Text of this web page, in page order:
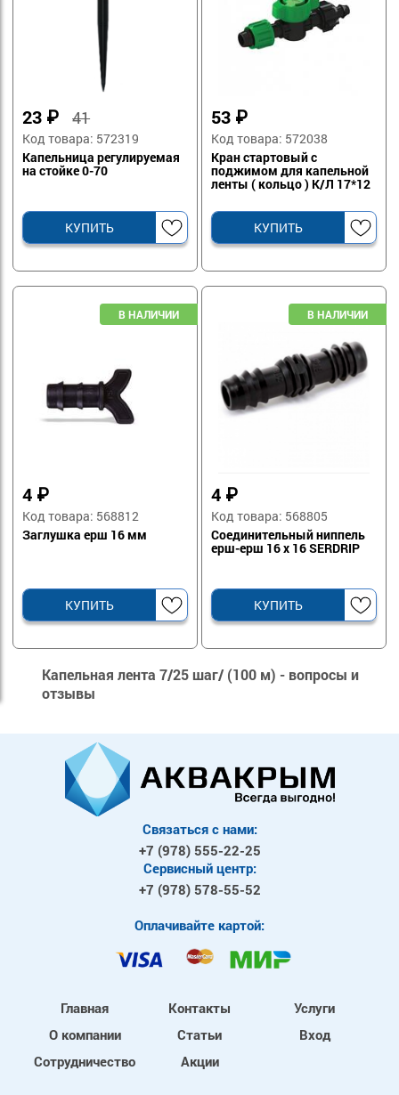
23 ₽41
Код товара: 572319
Капельница регулируемая
на стойке 0-70
КУПИТЬ
53 ₽
Код товара: 572038
Кран стартовый с
поджимом для капельной
ленты ( кольцо ) К/Л 17*12
КУПИТЬ
4 ₽
Код товара: 568812
Заглушка ерш 16 мм
КУПИТЬ
4 ₽
Код товара: 568805
Соединительный ниппель
ерш-ерш 16 х 16 SERDRIP
КУПИТЬ
Капельная лента 7/25 шаг/ (100 м) - вопросы и
отзывы
Связаться с нами:
+7 (978) 555-22-25
Сервисный центр:
+7 (978) 578-55-52
Оплачивайте картой:
Главная
О компании
Сотрудничество
Контакты
Статьи
Акции
Услуги
Вход